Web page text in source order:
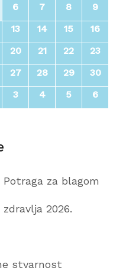
6 7 8
9
13 14 15
16
20 21 22
23
27 28 29
30
3 4 5 6
za blagom
2026.
stvarnost